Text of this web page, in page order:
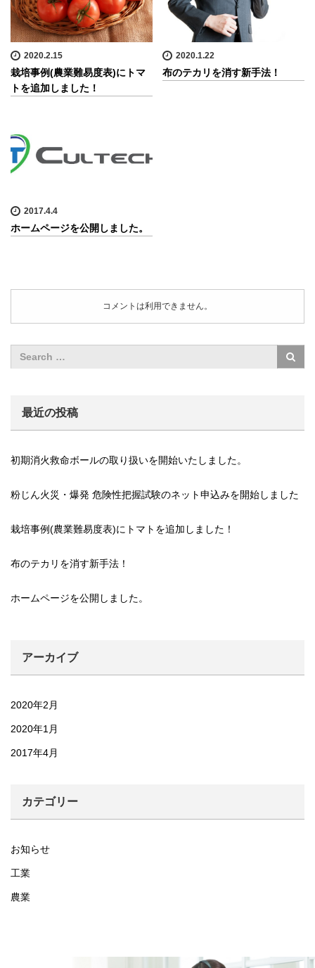
2020.2.15
栽培事例(農業難易度表)にトマ
トを追加しました！
2020.1.22
布のテカリを消す新手法！
2017.4.4
ホームページを公開しました。
コメントは利用できません。
最近の投稿
初期消火救命ボールの取り扱いを開始いたしました。
粉じん火災・爆発 危険性把握試験のネット申込みを開始しました
栽培事例(農業難易度表)にトマトを追加しました！
布のテカリを消す新手法！
ホームページを公開しました。
アーカイブ
2020年2月
2020年1月
2017年4月
カテゴリー
お知らせ
工業
農業